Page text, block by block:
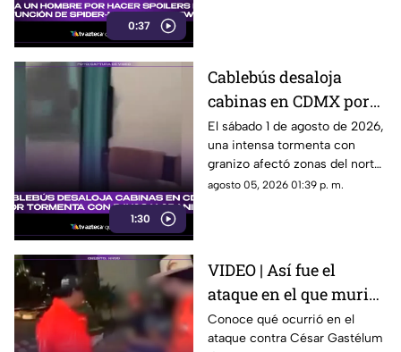
0:37
1:30
Cablebús desaloja
cabinas en CDMX por
tormenta con rayos y
granizo
El sábado 1 de agosto de 2026,
una intensa tormenta con
granizo afectó zonas del norte
y oriente de la ciudad de
agosto 05, 2026 01:39 p. m.
VIDEO | Así fue el
ataque en el que murió
el influencer César
Gastélum durante un
Conoce qué ocurrió en el
ataque contra César Gastélum